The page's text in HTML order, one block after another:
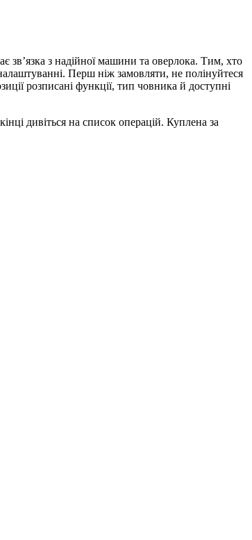
звʼязка з надійної машини та оверлока. Тим, хто
Перш ніж замовляти, не полінуйтеся
розписані функції, тип човника й доступні
дивіться на список операцій. Куплена за